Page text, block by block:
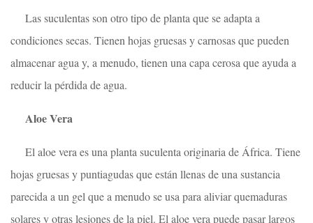
Las suculentas son otro tipo de planta que se adapta a
condiciones secas. Tienen hojas gruesas y carnosas que pueden
almacenar agua y, a menudo, tienen una capa cerosa que ayuda a
reducir la pérdida de agua.
Aloe Vera
El aloe vera es una planta suculenta originaria de África. Tiene
hojas gruesas y puntiagudas que están llenas de una sustancia
parecida a un gel que a menudo se usa para aliviar quemaduras
solares y otras lesiones de la piel. El aloe vera puede pasar largos